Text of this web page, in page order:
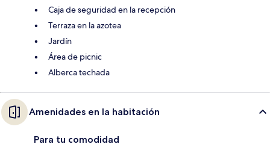
Caja de seguridad en la recepción
Terraza en la azotea
Jardín
Área de picnic
Alberca techada
Amenidades en la habitación
Para tu comodidad